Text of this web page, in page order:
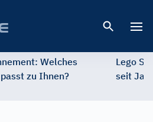
Welches
zu Ihnen?
Lego
seit